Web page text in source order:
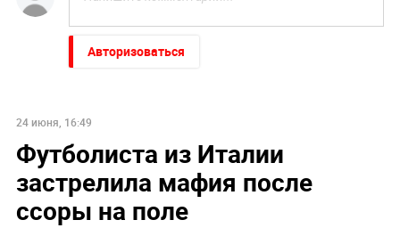
Авторизоваться
24 июня, 16:49
Футболиста из Италии
застрелила мафия после
ссоры на поле